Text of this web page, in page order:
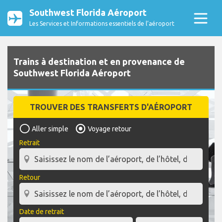
Southwest Florida Aéroport
Les Services et Informations essentiels de l’aéroport
Trains à destination et en provenance de
Southwest Florida Aéroport
TROUVER DES TRANSFERTS D'AÉROPORT
Aller simple
Voyage retour
Retrait
Retour
Date de retrait